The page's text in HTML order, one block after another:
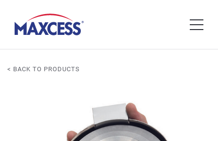
< BACK TO PRODUCTS